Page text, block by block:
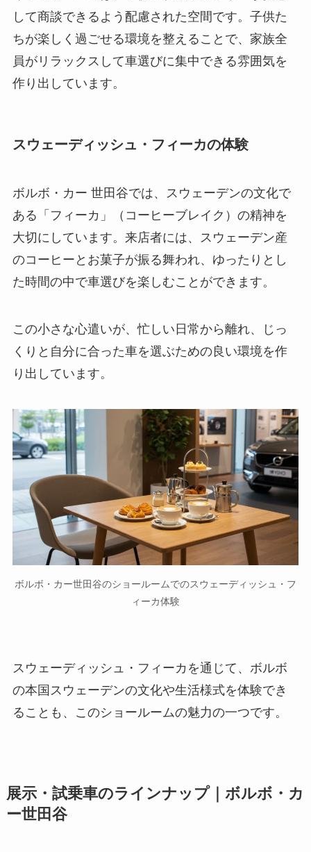
して商談できるよう配慮された空間です。子供た
ちが楽しく過ごせる環境を整えることで、家族全
員がリラックスして車選びに集中できる雰囲気を
作り出しています。
スウェーディッシュ・フィーカの体験
ボルボ・カー 世田谷では、スウェーデンの文化で
ある「フィーカ」（コーヒーブレイク）の精神を
大切にしています。来店者には、スウェーデン産
のコーヒーとお菓子が振る舞われ、ゆったりとし
た時間の中で車選びを楽しむことができます。
この小さな心遣いが、忙しい日常から離れ、じっ
くりと自分に合った車を選ぶための良い環境を作
り出しています。
ボルボ・カー世田谷のショールームでのスウェーディッシュ・フ
ィーカ体験
スウェーディッシュ・フィーカを通じて、ボルボ
の本国スウェーデンの文化や生活様式を体験でき
ることも、このショールームの魅力の一つです。
展示・試乗車のラインナップ｜ボルボ・カ
ー世田谷